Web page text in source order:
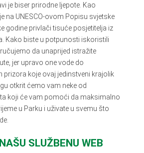
je biser prirodne ljepote. Kao
na UNESCO-ovom Popisu svjetske
godine privlači tisuće posjetitelja iz
Kako biste u potpunosti iskoristili
da unaprijed istražite
jer upravo one vode do
prizora koje ovaj jedinstveni krajolik
otkrit ćemo vam neke od
koji će vam pomoći da maksimalno
u Parku i uživate u svemu što
SLUŽBENU WEB